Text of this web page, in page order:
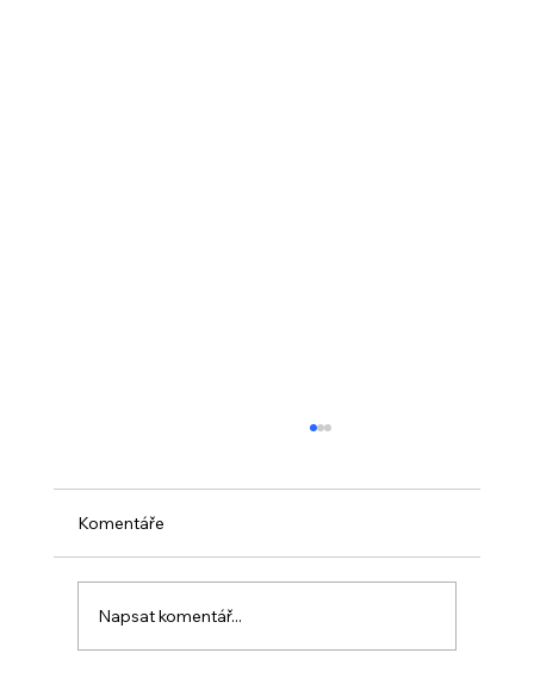
Komentáře
Napsat komentář...